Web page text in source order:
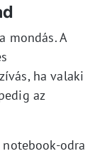
mondás. A
ha valaki
az
odra